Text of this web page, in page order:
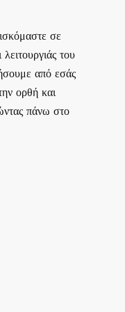
σε
του
από εσάς
ορθή και
πάνω στο